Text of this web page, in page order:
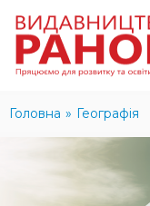
Головна » Географія